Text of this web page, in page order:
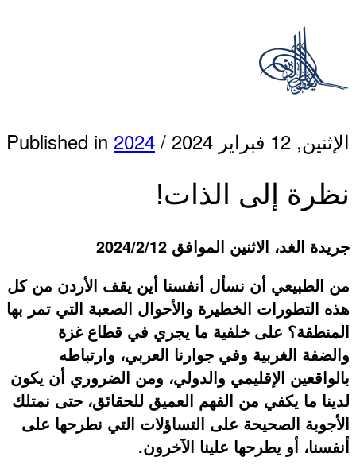
الإثنين, 12 فبراير 2024 /
Published in 2024
نظرة إلى الذات!
جريدة الغد، الاثنين الموافق 2024/2/12
من الطبيعي أن نسأل أنفسنا أين يقف الأردن من كل
هذه التطورات الخطيرة والأحوال الصعبة التي تمر بها
المنطقة؟ على خلفية ما يجري في قطاع غزة
والضفة الغربية وفي جوارنا العربي، وارتباطه
بالواقعين الإقليمي والدولي، ومن الضروري أن يكون
لدينا ما يكفي من الفهم العميق للحقائق، حتى نمتلك
الأجوبة الصحيحة على التساؤلات التي نطرحها على
أنفسنا، أو يطرحها علينا الآخرون.